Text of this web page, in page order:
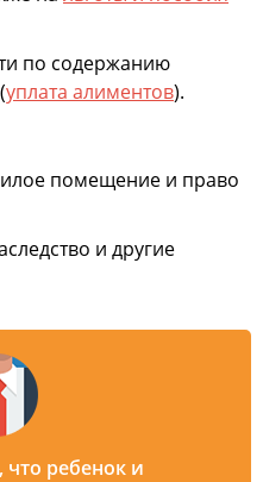
по содержанию
уплата алиментов).
помещение и право
и другие
ребенок и